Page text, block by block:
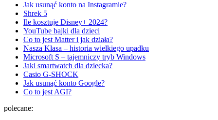
Jak usunąć konto na Instagramie?
Shrek 5
Ile kosztuje Disney+ 2024?
YouTube bajki dla dzieci
Co to jest Matter i jak działa?
Nasza Klasa – historia wielkiego upadku
Microsoft S – tajemniczy tryb Windows
Jaki smartwatch dla dziecka?
Casio G-SHOCK
Jak usunąć konto Google?
Co to jest AGI?
polecane: